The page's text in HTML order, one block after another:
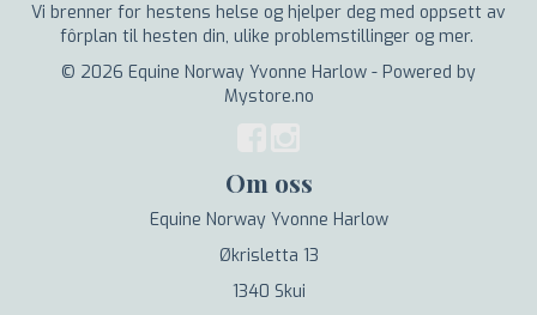
Vi brenner for hestens helse og hjelper deg med oppsett av
fôrplan til hesten din, ulike problemstillinger og mer.
© 2026 Equine Norway Yvonne Harlow - Powered by
Mystore.no
Om oss
Equine Norway Yvonne Harlow
Økrisletta 13
1340 Skui